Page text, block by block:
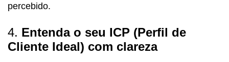
percebido.
4. Entenda o seu ICP (Perfil de
Cliente Ideal) com clareza